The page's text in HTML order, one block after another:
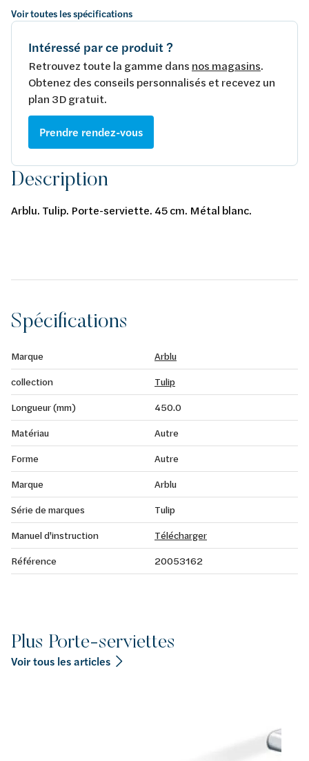
Voir toutes les spécifications
Intéressé par ce produit ?
Retrouvez toute la gamme dans nos magasins.
Obtenez des conseils personnalisés et recevez un
plan 3D gratuit.
Prendre rendez-vous
Description
Arblu. Tulip. Porte-serviette. 45 cm. Métal blanc.
Spécifications
Marque
Arblu
collection
Tulip
Longueur (mm)
450.0
Matériau
Autre
Forme
Autre
Marque
Arblu
Série de marques
Tulip
Manuel d'instruction
Télécharger
Référence
20053162
Plus Porte-serviettes
Voir tous les articles